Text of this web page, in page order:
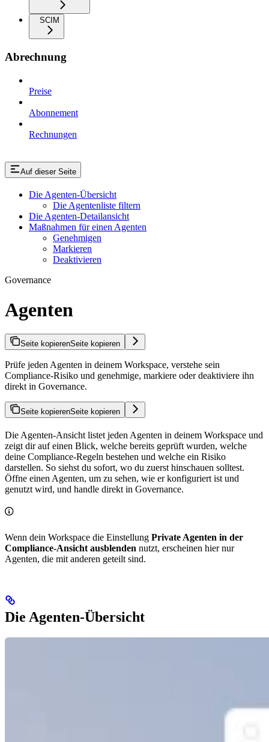
SCIM
Abrechnung
Preise
Abonnement
Rechnungen
Auf dieser Seite
Die Agenten-Übersicht
Die Agentenliste filtern
Die Agenten-Detailansicht
Maßnahmen für einen Agenten
Genehmigen
Markieren
Deaktivieren
Governance
Agenten
Seite kopierenSeite kopieren
Prüfe jeden Agenten in deinem Workspace, verstehe sein
Compliance-Risiko und genehmige, markiere oder deaktiviere ihn
direkt in Governance.
Seite kopierenSeite kopieren
Die Agenten-Ansicht listet jeden Agenten in deinem Workspace und
zeigt dir auf einen Blick, welche bereits geprüft wurden, welche
deine Compliance-Regeln bestehen und welche ein Risiko
darstellen. So siehst du sofort, wo du zuerst hinschauen solltest.
Öffne einen Agenten, um zu sehen, wie er konfiguriert ist und
genutzt wird, und handle direkt in Governance.
Wenn dein Workspace die Einstellung Private Agenten in der
Compliance-Ansicht ausblenden nutzt, erscheinen hier nur
Agenten, die mit anderen geteilt sind.
Die Agenten-Übersicht